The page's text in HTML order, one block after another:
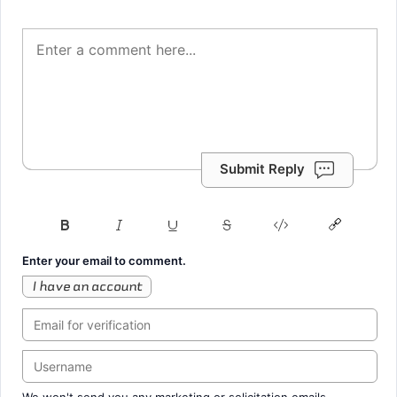
Submit Reply
Enter your email to comment.
I have an account